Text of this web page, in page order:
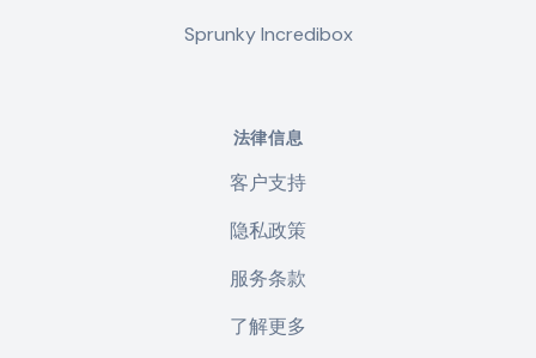
Sprunky Incredibox
法律信息
客户支持
隐私政策
服务条款
了解更多